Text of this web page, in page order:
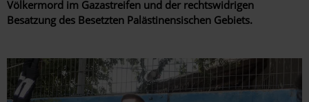
Völkermord im Gazastreifen und der rechtswidrigen
Besatzung des Besetzten Palästinensischen Gebiets.